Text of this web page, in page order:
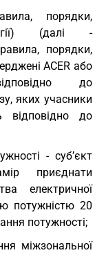
порядки,
(далі -
порядки,
АСЕR або
до
яких учасники
відповідно до
- суб’єкт
приєднати
електричної
потужністю 20
потужності;
міжзональної